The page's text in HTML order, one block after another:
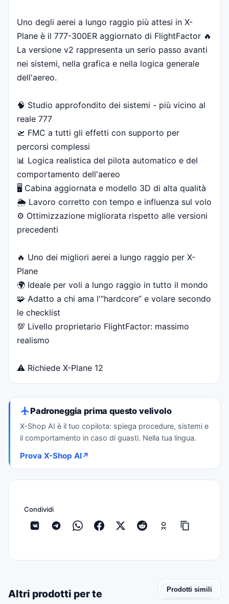
Uno degli aerei a lungo raggio più attesi in X-
Plane è il 777-300ER aggiornato di FlightFactor 🔥
La versione v2 rappresenta un serio passo avanti
nei sistemi, nella grafica e nella logica generale
dell'aereo.
🧠 Studio approfondito dei sistemi - più vicino al
reale 777
🛫 FMC a tutti gli effetti con supporto per
percorsi complessi
📊 Logica realistica del pilota automatico e del
comportamento dell'aereo
🖥 Cabina aggiornata e modello 3D di alta qualità
🌦 Lavoro corretto con tempo e influenza sul volo
⚙️ Ottimizzazione migliorata rispetto alle versioni
precedenti
🔥 Uno dei migliori aerei a lungo raggio per X-
Plane
🌍 Ideale per voli a lungo raggio in tutto il mondo
🧩 Adatto a chi ama l'“hardcore” e volare secondo
le checklist
💯 Livello proprietario FlightFactor: massimo
realismo
⚠️ Richiede X-Plane 12
Padroneggia prima questo velivolo
X-Shop AI è il tuo copilota: spiega procedure, sistemi e
il comportamento in caso di guasti. Nella tua lingua.
Prova X-Shop AI↗
Condividi
Altri prodotti per te Prodotti simili